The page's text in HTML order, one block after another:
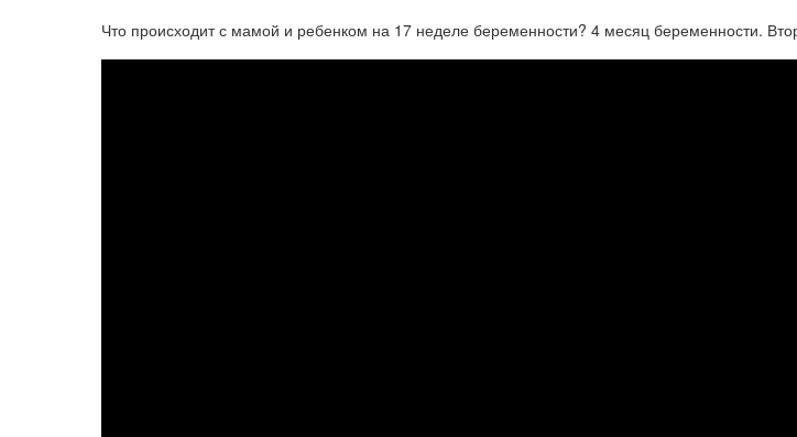
Что происходит с мамой и ребенком на 17 неделе беременности? 4 месяц беременности.